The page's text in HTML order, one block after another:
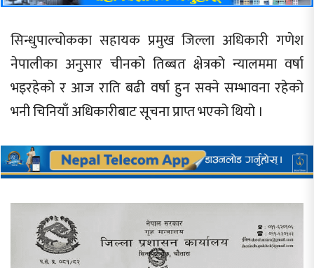
सिन्धुपाल्चोकका सहायक प्रमुख जिल्ला अधिकारी गणेश
नेपालीका अनुसार चीनको तिब्बत क्षेत्रको न्यालममा वर्षा
भइरहेको र आज राति बढी वर्षा हुन सक्ने सम्भावना रहेको
भनी चिनियाँ अधिकारीबाट सूचना प्राप्त भएको थियो ।